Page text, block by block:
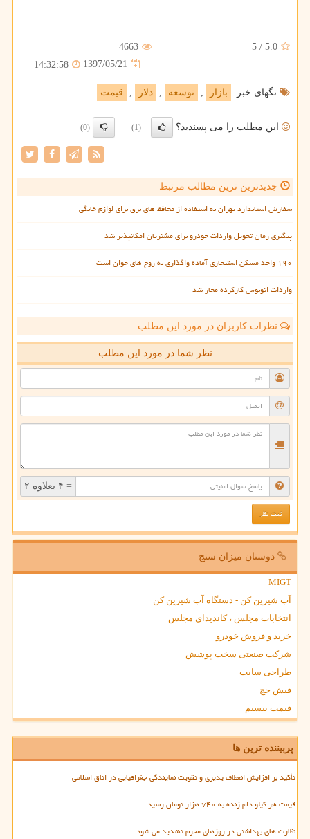
5.0
/
5
4663
1397/05/21
14:32:58
تگهای خبر: بازار توسعه دلار قیمت
این مطلب را می پسندید؟ (1)
(0)
جدیدترین ترین مطالب مرتبط
سفارش استاندارد تهران به استفاده از محافظ های برق برای لوازم خانگی
پیگیری زمان تحویل واردات خودرو برای مشتریان امکانپذیر شد
۱۹۰ واحد مسکن استیجاری آماده واگذاری به زوج های جوان است
واردات اتوبوس کارکرده مجاز شد
نظرات کاربران در مورد این مطلب
نظر شما در مورد این مطلب
= ۴ بعلاوه ۲
دوستان میزان سنج
MIGT
آب شیرین کن - دستگاه آب شیرین کن
انتخابات مجلس ، کاندیدای مجلس
خرید و فروش خودرو
شرکت صنعتی سخت پوشش
طراحی سایت
فیش حج
قیمت بیسیم
پربیننده ترین ها
تأکید بر افزایش انعطاف پذیری و تقویت نمایندگی جغرافیایی در اتاق اسلامی
قیمت هر کیلو دام زنده به ۷۴۰ هزار تومان رسید
نظارت های بهداشتی در روزهای محرم تشدید می شود